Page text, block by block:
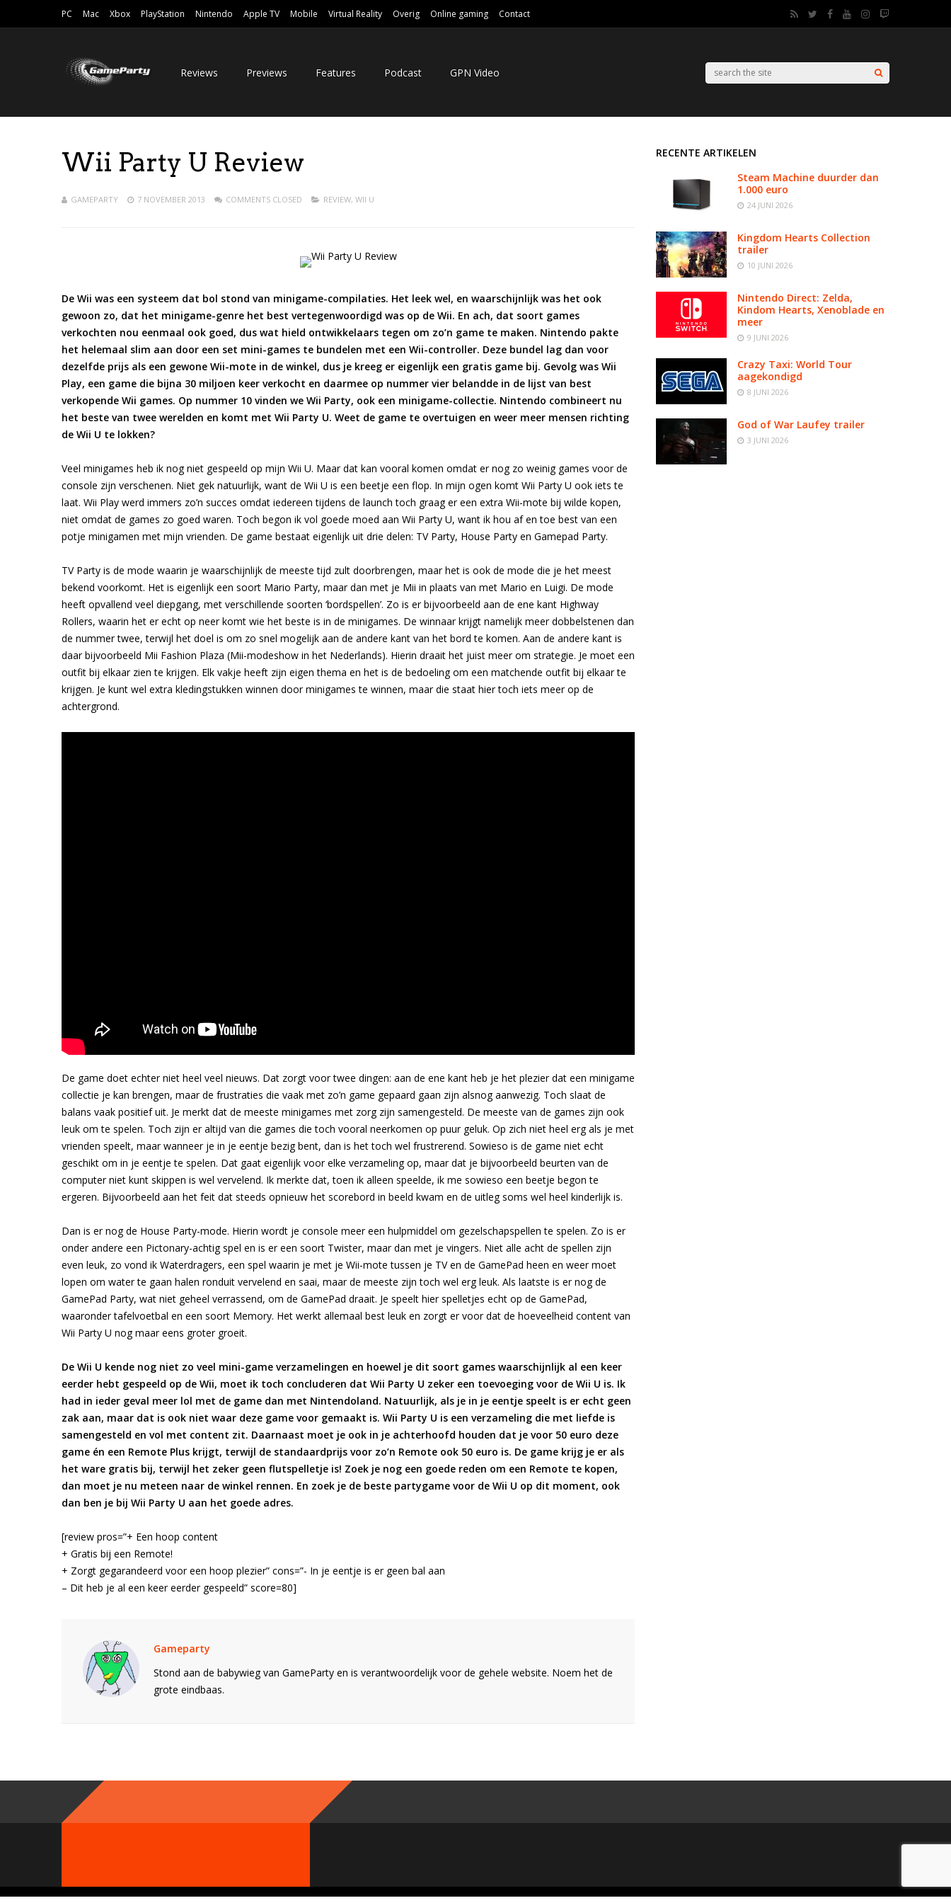
PC Mac Xbox PlayStation Nintendo Apple TV Mobile Virtual Reality Overig Online gaming Contact
Reviews Previews Features Podcast GPN Video
Wii Party U Review
GAMEPARTY 7 NOVEMBER 2013 COMMENTS CLOSED REVIEW, WII U
De Wii was een systeem dat bol stond van minigame-compilaties. Het leek wel, en waarschijnlijk was het ook
gewoon zo, dat het minigame-genre het best vertegenwoordigd was op de Wii. En ach, dat soort games
verkochten nou eenmaal ook goed, dus wat hield ontwikkelaars tegen om zo’n game te maken. Nintendo pakte
het helemaal slim aan door een set mini-games te bundelen met een Wii-controller. Deze bundel lag dan voor
dezelfde prijs als een gewone Wii-mote in de winkel, dus je kreeg er eigenlijk een gratis game bij. Gevolg was Wii
Play, een game die bijna 30 miljoen keer verkocht en daarmee op nummer vier belandde in de lijst van best
verkopende Wii games. Op nummer 10 vinden we Wii Party, ook een minigame-collectie. Nintendo combineert nu
het beste van twee werelden en komt met Wii Party U. Weet de game te overtuigen en weer meer mensen richting
de Wii U te lokken?
Veel minigames heb ik nog niet gespeeld op mijn Wii U. Maar dat kan vooral komen omdat er nog zo weinig games voor de
console zijn verschenen. Niet gek natuurlijk, want de Wii U is een beetje een flop. In mijn ogen komt Wii Party U ook iets te
laat. Wii Play werd immers zo’n succes omdat iedereen tijdens de launch toch graag er een extra Wii-mote bij wilde kopen,
niet omdat de games zo goed waren. Toch begon ik vol goede moed aan Wii Party U, want ik hou af en toe best van een
potje minigamen met mijn vrienden. De game bestaat eigenlijk uit drie delen: TV Party, House Party en Gamepad Party.
TV Party is de mode waarin je waarschijnlijk de meeste tijd zult doorbrengen, maar het is ook de mode die je het meest
bekend voorkomt. Het is eigenlijk een soort Mario Party, maar dan met je Mii in plaats van met Mario en Luigi. De mode
heeft opvallend veel diepgang, met verschillende soorten ‘bordspellen’. Zo is er bijvoorbeeld aan de ene kant Highway
Rollers, waarin het er echt op neer komt wie het beste is in de minigames. De winnaar krijgt namelijk meer dobbelstenen dan
de nummer twee, terwijl het doel is om zo snel mogelijk aan de andere kant van het bord te komen. Aan de andere kant is
daar bijvoorbeeld Mii Fashion Plaza (Mii-modeshow in het Nederlands). Hierin draait het juist meer om strategie. Je moet een
outfit bij elkaar zien te krijgen. Elk vakje heeft zijn eigen thema en het is de bedoeling om een matchende outfit bij elkaar te
krijgen. Je kunt wel extra kledingstukken winnen door minigames te winnen, maar die staat hier toch iets meer op de
achtergrond.
De game doet echter niet heel veel nieuws. Dat zorgt voor twee dingen: aan de ene kant heb je het plezier dat een minigame
collectie je kan brengen, maar de frustraties die vaak met zo’n game gepaard gaan zijn alsnog aanwezig. Toch slaat de
balans vaak positief uit. Je merkt dat de meeste minigames met zorg zijn samengesteld. De meeste van de games zijn ook
leuk om te spelen. Toch zijn er altijd van die games die toch vooral neerkomen op puur geluk. Op zich niet heel erg als je met
vrienden speelt, maar wanneer je in je eentje bezig bent, dan is het toch wel frustrerend. Sowieso is de game niet echt
geschikt om in je eentje te spelen. Dat gaat eigenlijk voor elke verzameling op, maar dat je bijvoorbeeld beurten van de
computer niet kunt skippen is wel vervelend. Ik merkte dat, toen ik alleen speelde, ik me sowieso een beetje begon te
ergeren. Bijvoorbeeld aan het feit dat steeds opnieuw het scorebord in beeld kwam en de uitleg soms wel heel kinderlijk is.
Dan is er nog de House Party-mode. Hierin wordt je console meer een hulpmiddel om gezelschapspellen te spelen. Zo is er
onder andere een Pictonary-achtig spel en is er een soort Twister, maar dan met je vingers. Niet alle acht de spellen zijn
even leuk, zo vond ik Waterdragers, een spel waarin je met je Wii-mote tussen je TV en de GamePad heen en weer moet
lopen om water te gaan halen ronduit vervelend en saai, maar de meeste zijn toch wel erg leuk. Als laatste is er nog de
GamePad Party, wat niet geheel verrassend, om de GamePad draait. Je speelt hier spelletjes echt op de GamePad,
waaronder tafelvoetbal en een soort Memory. Het werkt allemaal best leuk en zorgt er voor dat de hoeveelheid content van
Wii Party U nog maar eens groter groeit.
De Wii U kende nog niet zo veel mini-game verzamelingen en hoewel je dit soort games waarschijnlijk al een keer
eerder hebt gespeeld op de Wii, moet ik toch concluderen dat Wii Party U zeker een toevoeging voor de Wii U is. Ik
had in ieder geval meer lol met de game dan met Nintendoland. Natuurlijk, als je in je eentje speelt is er echt geen
zak aan, maar dat is ook niet waar deze game voor gemaakt is. Wii Party U is een verzameling die met liefde is
samengesteld en vol met content zit. Daarnaast moet je ook in je achterhoofd houden dat je voor 50 euro deze
game én een Remote Plus krijgt, terwijl de standaardprijs voor zo’n Remote ook 50 euro is. De game krijg je er als
het ware gratis bij, terwijl het zeker geen flutspelletje is! Zoek je nog een goede reden om een Remote te kopen,
dan moet je nu meteen naar de winkel rennen. En zoek je de beste partygame voor de Wii U op dit moment, ook
dan ben je bij Wii Party U aan het goede adres.
[review pros=”+ Een hoop content
+ Gratis bij een Remote!
+ Zorgt gegarandeerd voor een hoop plezier” cons=”- In je eentje is er geen bal aan
– Dit heb je al een keer eerder gespeeld” score=80]
Gameparty
Stond aan de babywieg van GameParty en is verantwoordelijk voor de gehele website. Noem het de
grote eindbaas.
RECENTE ARTIKELEN
Steam Machine duurder dan
1.000 euro
24 JUNI 2026
Kingdom Hearts Collection
trailer
10 JUNI 2026
Nintendo Direct: Zelda,
Kindom Hearts, Xenoblade en
meer
9 JUNI 2026
Crazy Taxi: World Tour
aagekondigd
8 JUNI 2026
God of War Laufey trailer
3 JUNI 2026